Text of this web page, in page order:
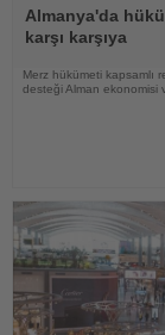
Oku
Almanya'da
karşı karşıya
Merz hükümeti kapsamlı
desteği Alman ekonomisi